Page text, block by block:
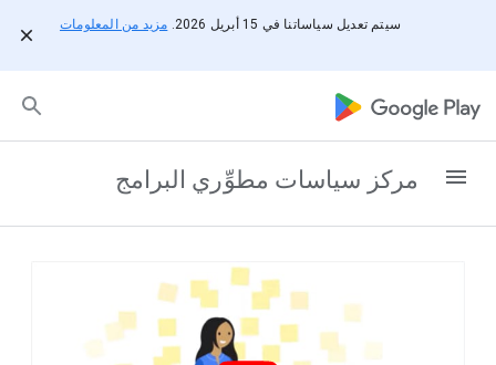
سيتم تعديل سياساتنا في 15 أبريل 2026. مزيد من المعلومات
مركز سياسات مطوِّري البرامج